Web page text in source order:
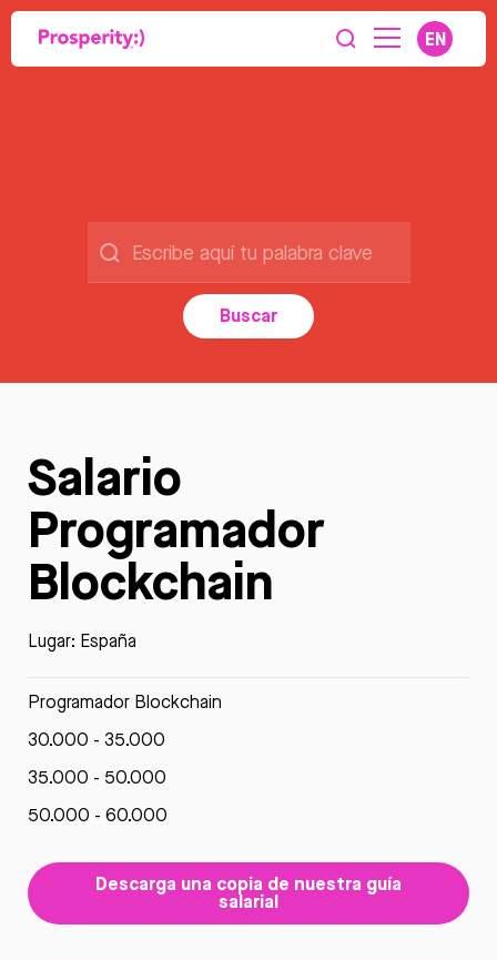
EN
Buscar
Salario
Programador
Blockchain
Lugar: España
Programador Blockchain
30.000 - 35.000
35.000 - 50.000
50.000 - 60.000
Descarga una copia de nuestra guía
salarial